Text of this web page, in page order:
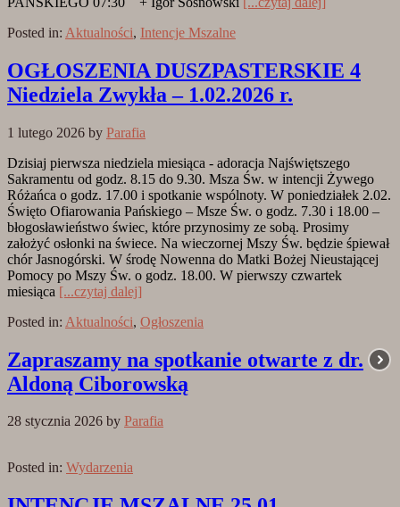
Posted in: Aktualności, Intencje Mszalne
OGŁOSZENIA DUSZPASTERSKIE 4
Niedziela Zwykła – 1.02.2026 r.
1 lutego 2026 by Parafia
Dzisiaj pierwsza niedziela miesiąca - adoracja Najświętszego
Sakramentu od godz. 8.15 do 9.30. Msza Św. w intencji Żywego
Różańca o godz. 17.00 i spotkanie wspólnoty. W poniedziałek 2.02.
Święto Ofiarowania Pańskiego – Msze Św. o godz. 7.30 i 18.00 –
błogosławieństwo świec, które przynosimy ze sobą. Prosimy
założyć osłonki na świece. Na wieczornej Mszy Św. będzie śpiewał
chór Jasnogórski. W środę Nowenna do Matki Bożej Nieustającej
Pomocy po Mszy Św. o godz. 18.00. W pierwszy czwartek
miesiąca [...czytaj dalej]
Posted in: Aktualności, Ogłoszenia
Zapraszamy na spotkanie otwarte z dr.
Aldoną Ciborowską
28 stycznia 2026 by Parafia
Posted in: Wydarzenia